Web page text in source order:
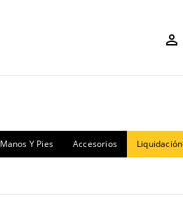
Manos Y Pies Accesorios Liquidación